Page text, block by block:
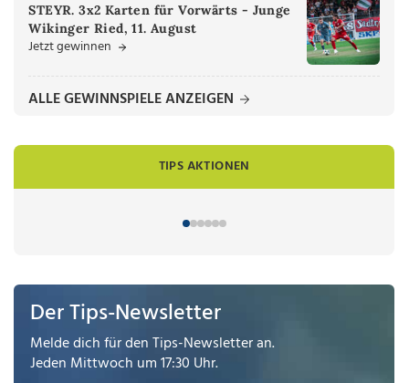
STEYR. 3x2 Karten für Vorwärts - Junge
Wikinger Ried, 11. August
Jetzt gewinnen
ALLE GEWINNSPIELE ANZEIGEN
TIPS AKTIONEN
Der Tips-Newsletter
Melde dich für den Tips-Newsletter an.
Jeden Mittwoch um 17:30 Uhr.